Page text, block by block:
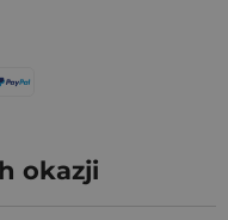
okazji